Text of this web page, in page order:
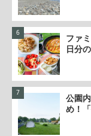
ファ
日分
公園
め！